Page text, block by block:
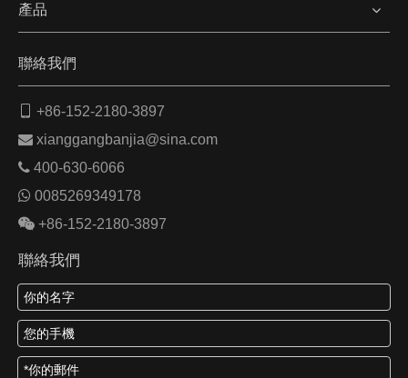
產品
聯絡我們
+86-152-2180-3897
 xianggangbanjia@sina.com
 400-630-6066
 0085269349178
 +86-152-2180-3897
聯絡我們